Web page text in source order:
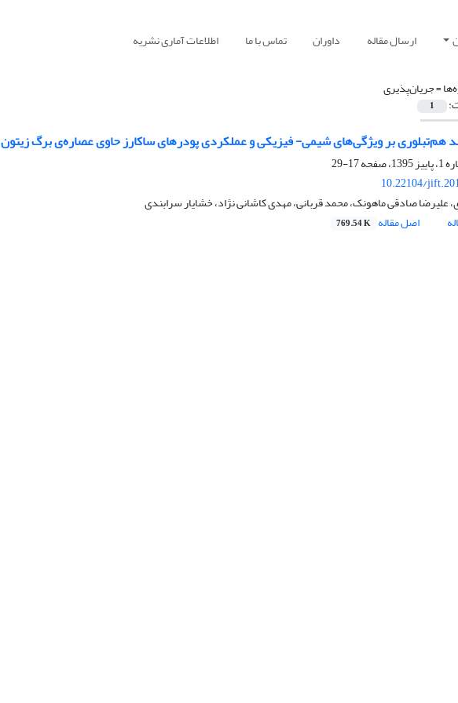
ارسال مقاله داوران تماس با ما اطلاعات آماری نشریه
=جریان‌پذیری
1
هم‌تبلوری بر ویژگی‌های شیمی- فیزیکی و عملکردی پودر‌های ساکارز حاوی عصاره‌ی برگ زیتون
17-29
10.22104/
علیرضا صادقی ماهونک، محمد قربانی، مهدی کاشانی نژاد، خشایار سرابندی
اصل مقاله 769.54 K